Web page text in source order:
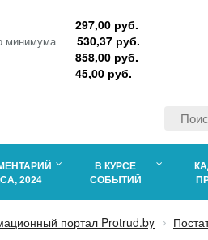
297,00 руб.
минимума 530,37 руб.
858,00 руб.
45,00 руб.
2024
В КУРСЕ
СОБЫТИЙ
портал Protrud.by